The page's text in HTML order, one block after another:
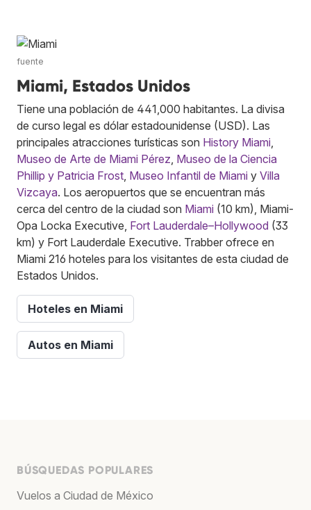
fuente
Miami, Estados Unidos
Tiene una población de 441,000 habitantes. La divisa
de curso legal es dólar estadounidense (USD). Las
principales atracciones turísticas son History Miami,
Museo de Arte de Miami Pérez, Museo de la Ciencia
Phillip y Patricia Frost, Museo Infantil de Miami y Villa
Vizcaya. Los aeropuertos que se encuentran más
cerca del centro de la ciudad son Miami (10 km), Miami-
Opa Locka Executive, Fort Lauderdale–Hollywood (33
km) y Fort Lauderdale Executive. Trabber ofrece en
Miami 216 hoteles para los visitantes de esta ciudad de
Estados Unidos.
Hoteles en Miami
Autos en Miami
BÚSQUEDAS POPULARES
Vuelos a Ciudad de México